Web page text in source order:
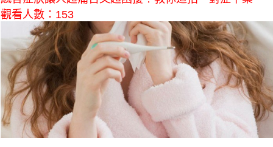
觀看人數：153